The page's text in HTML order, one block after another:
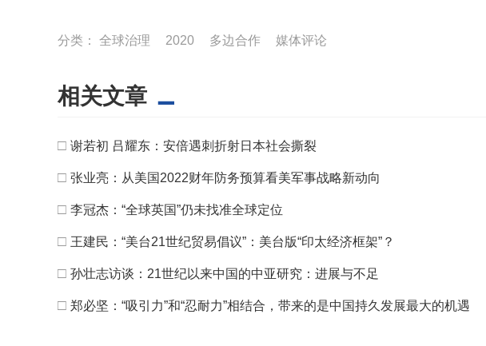
分类： 全球治理 2020 多边合作 媒体评论
相关文章
□ 谢若初 吕耀东：安倍遇刺折射日本社会撕裂
□ 张业亮：从美国2022财年防务预算看美军事战略新动向
□ 李冠杰：“全球英国”仍未找准全球定位
□ 王建民：“美台21世纪贸易倡议”：美台版“印太经济框架”？
□ 孙壮志访谈：21世纪以来中国的中亚研究：进展与不足
□ 郑必坚：“吸引力”和“忍耐力”相结合，带来的是中国持久发展最大的机遇